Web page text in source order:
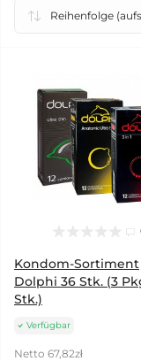
Kondom-Sortiment
Dolphi 36 Stk. (3
Stk.)
Verfügbar
Netto 67,82zł